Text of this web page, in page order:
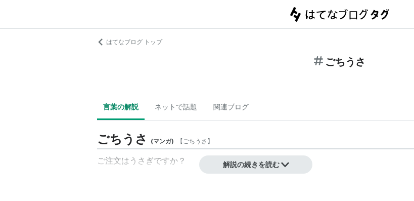
はてなブログ トップ
ごちうさ
言葉の解説 ネットで話題 関連ブログ
ごちうさ (マンガ) 【ごちうさ 】
ご注文はうさぎですか？ 解説の続きを読む